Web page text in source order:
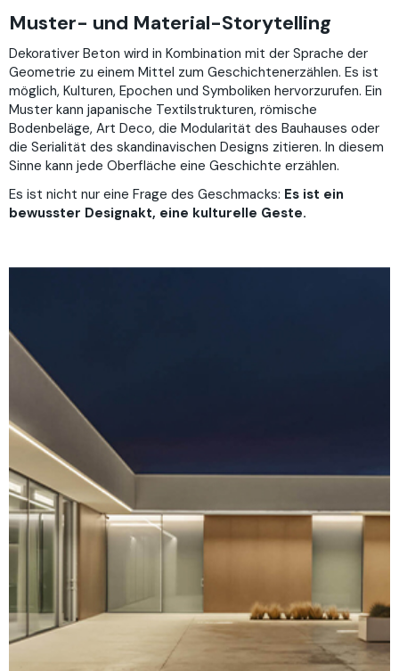
Muster- und Material-Storytelling
Dekorativer Beton wird in Kombination mit der Sprache der
Geometrie zu einem Mittel zum Geschichtenerzählen. Es ist
möglich, Kulturen, Epochen und Symboliken hervorzurufen. Ein
Muster kann japanische Textilstrukturen, römische
Bodenbeläge, Art Deco, die Modularität des Bauhauses oder
die Serialität des skandinavischen Designs zitieren. In diesem
Sinne kann jede Oberfläche eine Geschichte erzählen.
Es ist nicht nur eine Frage des Geschmacks: Es ist ein
bewusster Designakt, eine kulturelle Geste.